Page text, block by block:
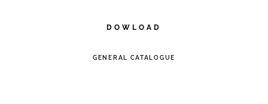
DOWLOAD
GENERAL CATALOGUE